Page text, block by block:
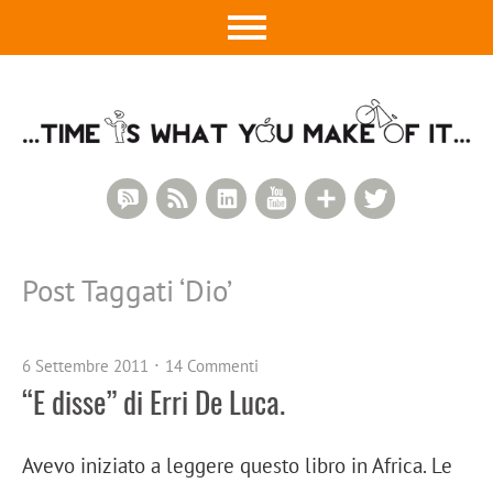
Google+
YouTube
LinkedIn
RSS Feed
RSS Comments
Post Taggati ‘Dio’
6 Settembre 2011 14 Commenti
“E disse” di Erri De Luca.
Avevo iniziato a leggere questo libro in Africa. Le